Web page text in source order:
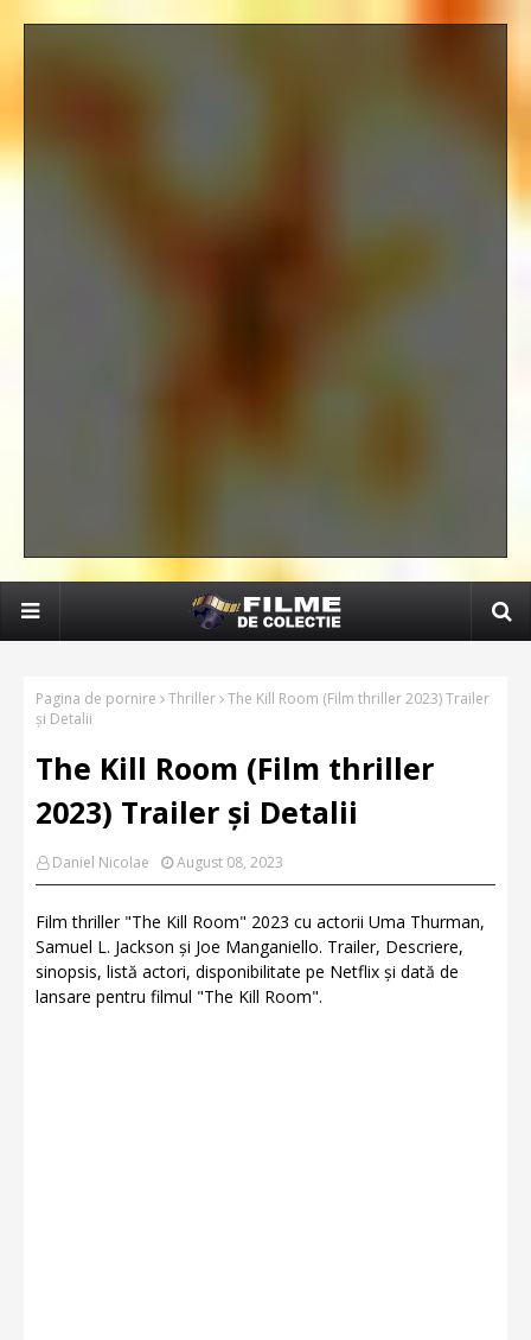
Pagina de pornire Thriller The Kill Room (Film thriller 2023) Trailer
și Detalii
The Kill Room (Film thriller
2023) Trailer și Detalii
Daniel Nicolae August 08, 2023
Film thriller "The Kill Room" 2023 cu actorii Uma Thurman,
Samuel L. Jackson și Joe Manganiello. Trailer, Descriere,
sinopsis, listă actori, disponibilitate pe Netflix și dată de
lansare pentru filmul "The Kill Room".